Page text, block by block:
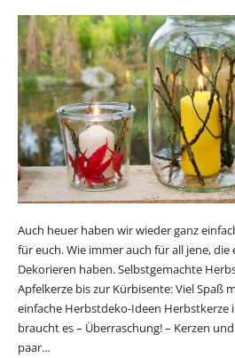
Auch heuer haben wir wieder ganz
für euch. Wie immer auch für all jene,
Dekorieren haben. Selbstgemachte
Apfelkerze bis zur Kürbisente: Viel Spaß
einfache Herbstdeko-Ideen Herbstkerze
braucht es – Überraschung! – Kerzen
paar…